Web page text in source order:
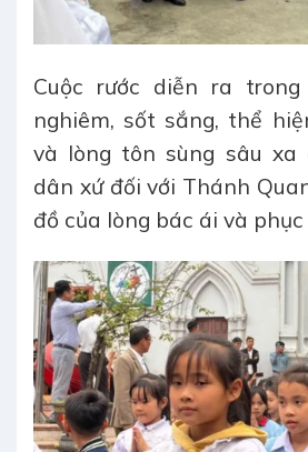
Cuộc rước diễn ra
nghiêm, sốt sắng, thể
và lòng tôn sùng sâu xa
dân xứ đối với Thánh
đồ của lòng bác ái và phục